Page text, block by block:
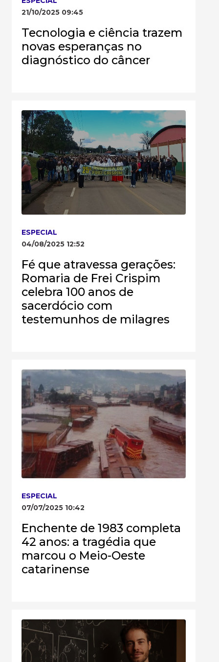
21/10/2025 09:45
Tecnologia e ciência trazem
novas esperanças no
diagnóstico do câncer
ESPECIAL
04/08/2025 12:52
Fé que atravessa gerações:
Romaria de Frei Crispim
celebra 100 anos de
sacerdócio com
testemunhos de milagres
ESPECIAL
07/07/2025 10:42
Enchente de 1983 completa
42 anos: a tragédia que
marcou o Meio-Oeste
catarinense